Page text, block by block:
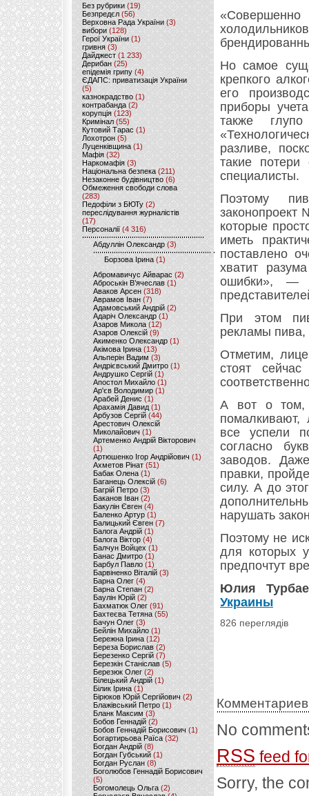
Без рубрики (19)
Безпредєл(56)
Верховна Рада України (3)
вибори(128)
Герої України(1)
гривня (3)
Дайджест (1 233)
Дерибан (25)
епідемія грипу (4)
ЄДАПС: приватизація України
(5)
казнокрадство (1)
контрабанда (2)
корупція (123)
Кримінал (55)
Кутовий Тарас (1)
Лохотрон(5)
Луценківщина (1)
Мафія (32)
Наркомафія (3)
Національна безпека (211)
Незаконне будівництво(6)
Обмеження свободи слова
(283)
Педофіли з БЮТу (2)
переслідування журналістів
(17)
Персоналії (4 316)
Абдуллін Олександр (3)
Борзова Ірина(1)
Абромавичус Айварас (2)
Аброськін В’ячеслав(1)
Аваков Арсен (318)
Аврамов Іван (7)
Адамовський Андрій(2)
Адаріч Олександр (1)
Азаров Микола (12)
Азаров Олексій (9)
Акименко Олександр(1)
Акімова Ірина(13)
Альперін Вадим (3)
Андрієвський Дмитро(1)
Андрушко Сергій(1)
Апостол Михайло(1)
Ар'єв Володимир (1)
Арабей Денис(1)
Арахамія Давид (1)
Арбузов Сергій (44)
Арестович Олексій
Миколайович(1)
Артеменко Андрій Вікторович
(1)
Артюшенко Ігор Андрійович(1)
Ахметов Рінат(51)
Бабак Олена(1)
Баганець Олексій(6)
Багрій Петро (3)
Баканов Іван(2)
Бакулін Євген (4)
Баленко Артур(1)
Балицький Євген(7)
Балога Андрій (1)
Балога Віктор (4)
Балчун Войцех (1)
Банас Дмитро (1)
Барбул Павло(1)
Барвіненко Віталій(3)
Барна Олег (4)
Барна Степан (2)
Баулін Юрій (2)
Бахматюк Олег (91)
Бахтеєва Тетяна(55)
Бачун Олег (3)
Бейлін Михайло (1)
Бережна Ірина(12)
Береза Борислав(2)
Березенко Сергій (7)
Березкін Станіслав (5)
Березюк Олег(2)
Білецький Андрій (1)
Білик Ірина (1)
Бірюков Юрій Сергійович (2)
Блажівський Петро (1)
Бланк Максим(3)
Бобов Геннадій (2)
Бобов Геннадій Борисович (1)
Богартирьова Раїса (32)
Богдан Андрій(8)
Богдан Губський (1)
Богдан Руслан(8)
Боголюбов Геннадій Борисович
(5)
Богомолець Ольга (2)
Но самое
крепкого
его
приборы
также
разливе,
такие
специалисты.
Поэтому
законопроект
которые
иметь
поставлено
хватит
ошибки», —
При этом
рекламы пива,
Отметим,
стоят
А вот о том,
все успели
согласно
заводов.
правки,
силу. А до
нарушать
Поэтому не
для которых
предпочтут
Юлия
Украины
826 переглядів
No
RSS feed
Sorry, the